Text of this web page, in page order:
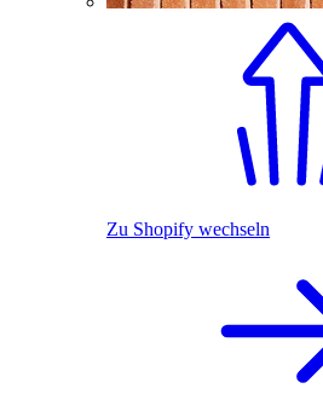
Zu Shopify wechseln